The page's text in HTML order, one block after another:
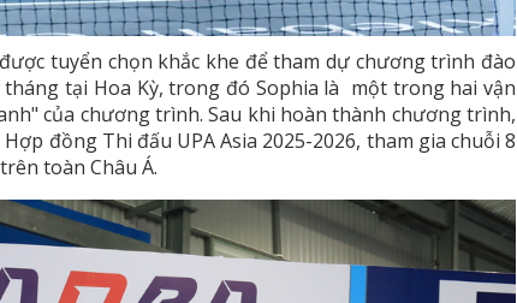
tuyển chọn khắc khe để tham dự chương trình đào
tại Hoa Kỳ, trong đó Sophia là một trong hai vận
của chương trình. Sau khi hoàn thành chương trình,
đồng Thi đấu UPA Asia 2025-2026, tham gia chuỗi 8
toàn Châu Á.